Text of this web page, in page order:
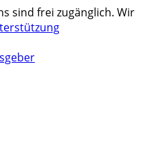
sind frei zugänglich. Wir